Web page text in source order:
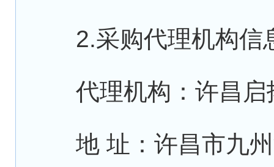
2.采购代理机构信
代理机构：许昌启
地 址：许昌市九州